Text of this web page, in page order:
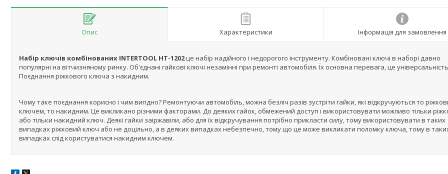
Опис Характеристики Інформація для замовлення
Набір ключів комбінованих INTERTOOL HT-1202це набір надійного і недорогого інструменту. Комбіновані ключі в наборі давно
популярні на вітчизняному ринку. Об'єднані гайкові ключі незамінні при ремонті автомобіля. Їх основна перевага, це
Поєднання ріжкового ключа з накидним.
Чому таке поєднання корисно і чим вигідно? Ремонтуючи автомобіль, можна безліч разів зустріти гайки, які відкручуються то
ключем, то накидним. Це викликано різними факторами. До деяких гайок, обмежений доступ і використовувати можливо тільки
або тільки накидний ключ. Деякі гайки заіржавіли, або для їх відкручування потрібно прикласти силу, тому використовувати в таких
випадках ріжковий ключ або не доцільно, а в деяких випадках небезпечно, тому що це може викликати поломку ключа, тому в
випадках слід користуватися накидним ключем.